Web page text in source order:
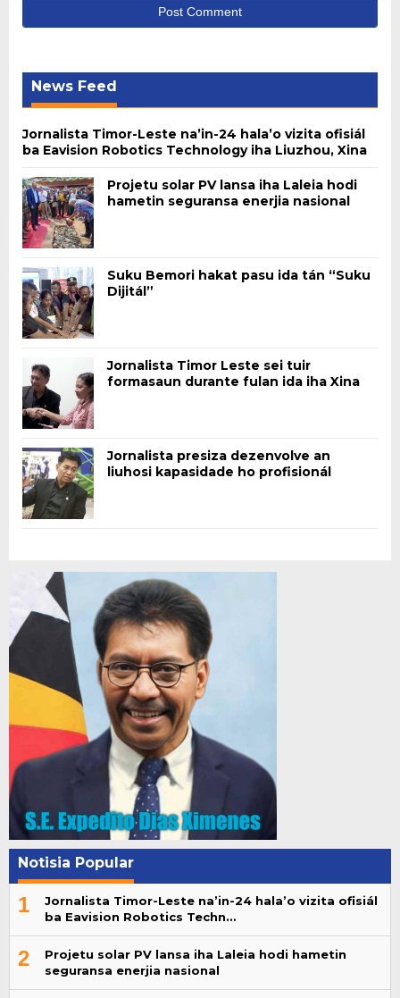
News Feed
Jornalista Timor-Leste na’in-24 hala’o vizita ofisiál
ba Eavision Robotics Technology iha Liuzhou, Xina
Projetu solar PV lansa iha Laleia hodi
hametin seguransa enerjia nasional
Suku Bemori hakat pasu ida tán “Suku
Dijitál”
Jornalista Timor Leste sei tuir
formasaun durante fulan ida iha Xina
Jornalista presiza dezenvolve an
liuhosi kapasidade ho profisionál
Notisia Popular
1
Jornalista Timor-Leste na’in-24 hala’o vizita ofisiál
ba Eavision Robotics Techn…
2
Projetu solar PV lansa iha Laleia hodi hametin
seguransa enerjia nasional